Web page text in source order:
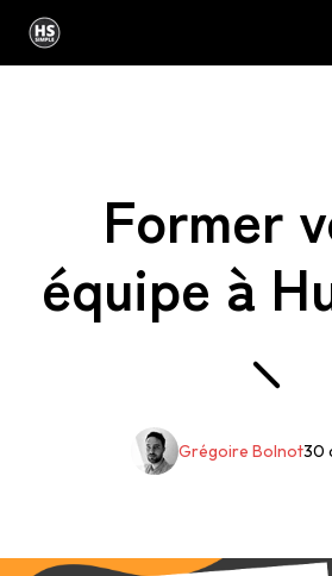
Former
équipe à
30
Grégoire Bolnot